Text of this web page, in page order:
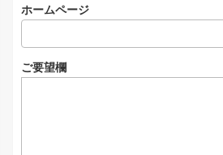
ホームページ
ご要望欄